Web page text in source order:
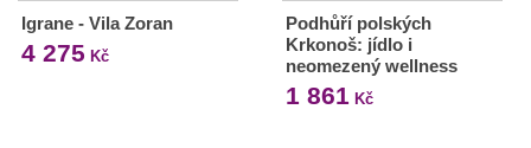
Igrane - Vila Zoran
4 275 Kč
Podhůří polských
Krkonoš: jídlo i
neomezený wellness
1 861 Kč